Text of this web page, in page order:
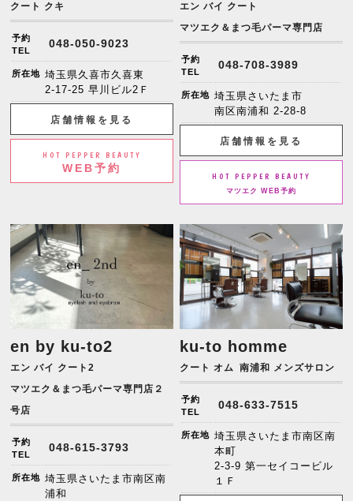
クート クキ
予約
TEL
048-050-9023
所在地 埼玉県久喜市久喜東
2-17-25 早川ビル2Ｆ
店舗情報を見る
HOT PEPPER BEAUTY
WEB予約
エン バイ クート
マツエク＆まつ毛パーマ専門店
予約
TEL
048-708-3989
所在地 埼玉県さいたま市
南区南浦和 2-28-8
店舗情報を見る
HOT PEPPER BEAUTY
マツエク WEB予約
en by ku-to2
エン バイ クート2
マツエク＆まつ毛パーマ専門店２
号店
予約
TEL
048-615-3793
所在地 埼玉県さいたま市南区南
浦和
ku-to homme
クート オム 南浦和 メンズサロン
予約
TEL
048-633-7515
所在地 埼玉県さいたま市南区南
本町
2-3-9 第一セイコービル
１Ｆ